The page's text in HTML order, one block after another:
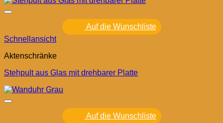
Auf die Wunschliste
Schnellansicht
Aktenschränke
Stehpult aus Glas mit drehbarer Platte
Auf die Wunschliste